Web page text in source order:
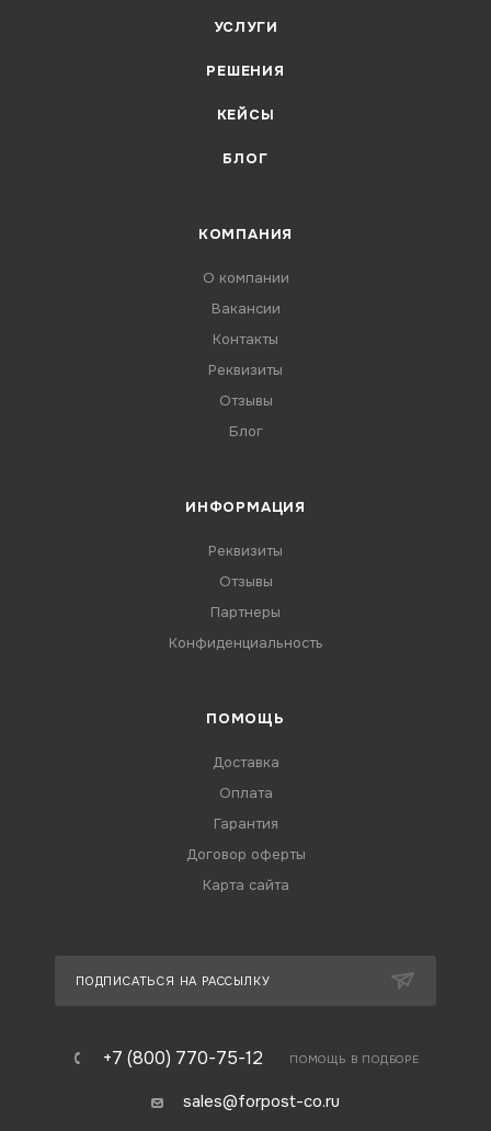
УСЛУГИ
РЕШЕНИЯ
КЕЙСЫ
БЛОГ
КОМПАНИЯ
О компании
Вакансии
Контакты
Реквизиты
Отзывы
Блог
ИНФОРМАЦИЯ
Реквизиты
Отзывы
Партнеры
Конфиденциальность
ПОМОЩЬ
Доставка
Оплата
Гарантия
Договор оферты
Карта сайта
ПОДПИСАТЬСЯ НА РАССЫЛКУ
+7 (800) 770-75-12 ПОМОЩЬ В ПОДБОРЕ
sales@forpost-co.ru